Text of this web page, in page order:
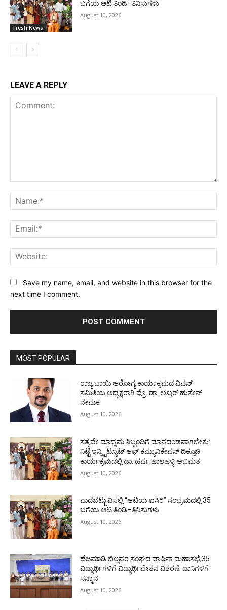
Fresh News
ಬಗೆಯ ಆಟಿ ತಿಂಡಿ–ತಿನಿಸುಗಳು
August 10, 2026
LEAVE A REPLY
Save my name, email, and website in this browser for the
next time I comment.
MOST POPULAR
ರಾಜ್ಯ ಬಾಯಿ ಆರೋಗ್ಯ ಕಾರ್ಯಕ್ರಮದ ವಿಷನ್
ಸಮಿತಿಯ ಅಧ್ಯಕ್ಷರಾಗಿ ಪ್ರೊ. ಡಾ. ಅಖ್ತರ್ ಹುಸೇನ್
ನೇಮಕ
August 10, 2026
ಸತ್ಯವೇ ಮಾಧ್ಯಮ ಸಿಬ್ಬಂದಿಗೆ ಮಾನದಂಡವಾಗಬೇಕು:
ನಿಟ್ಟೆ ಇನ್ಸ್ಟಿಟ್ಯೂಟ್ ಆಫ್ ಕಮ್ಯುನಿಕೇಷನ್ ದಿಕ್ಸೂಚಿ
ಕಾರ್ಯಕ್ರಮದಲ್ಲಿ ಡಾ. ಹರ್ಷ ಹಾಲಹಳ್ಳಿ ಅಭಿಮತ
August 10, 2026
ಪಾದೆಬೆಟ್ಟುವಿನಲ್ಲಿ “ಆಟಿಯ ಐಸಿರಿ’’ ಸಂಭ್ರಮದಲ್ಲಿ 35
ಬಗೆಯ ಆಟಿ ತಿಂಡಿ–ತಿನಿಸುಗಳು
August 10, 2026
ಹೆಜಮಾಡಿ ಬಿಲ್ಲವರ ಸಂಘದ ವಾರ್ಷಿಕ ಮಹಾಸಭೆ,35
ವಿದ್ಯಾರ್ಥಿಗಳಿಗೆ ವಿದ್ಯಾರ್ಥಿವೇತನ ವಿತರಣೆ; ದಾನಿಗಳಿಗೆ
ಸನ್ಮಾನ
August 10, 2026